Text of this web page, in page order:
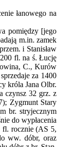
łanowego na
pomiędzy [jego
m.in. zamek
i Stanisław
fl. na ś. Łucję
C., Kurów
za 1400
króla Jana Olbr.
czynsz 32 grz. z
Zygmunt Stary
br. stryjecznym
do wypłacenia
fl. rocznie (AS 5,
ww. dóbr, oraz